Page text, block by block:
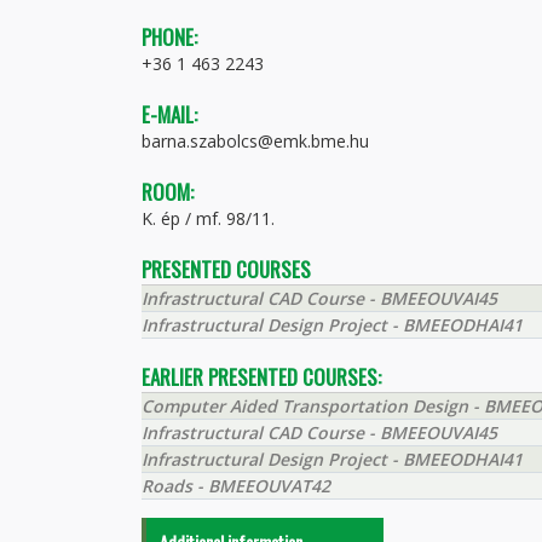
PHONE:
+36 1 463 2243
E-MAIL:
barna.szabolcs@emk.bme.hu
ROOM:
K. ép / mf. 98/11.
PRESENTED COURSES
Infrastructural CAD Course - BMEEOUVAI45
Infrastructural Design Project - BMEEODHAI41
EARLIER PRESENTED COURSES:
Computer Aided Transportation Design -
Infrastructural CAD Course - BMEEOUVAI45
Infrastructural Design Project - BMEEODHAI41
Roads - BMEEOUVAT42